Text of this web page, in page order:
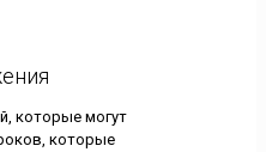
которые могут
которые